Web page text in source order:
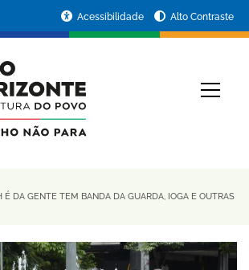
Acessibilidade Alto Contraste
É DA GENTE TEM BANDA DA GUARDA, IOGA E OUTRAS